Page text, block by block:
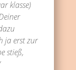
klasse)
ja erst zur
stieß,